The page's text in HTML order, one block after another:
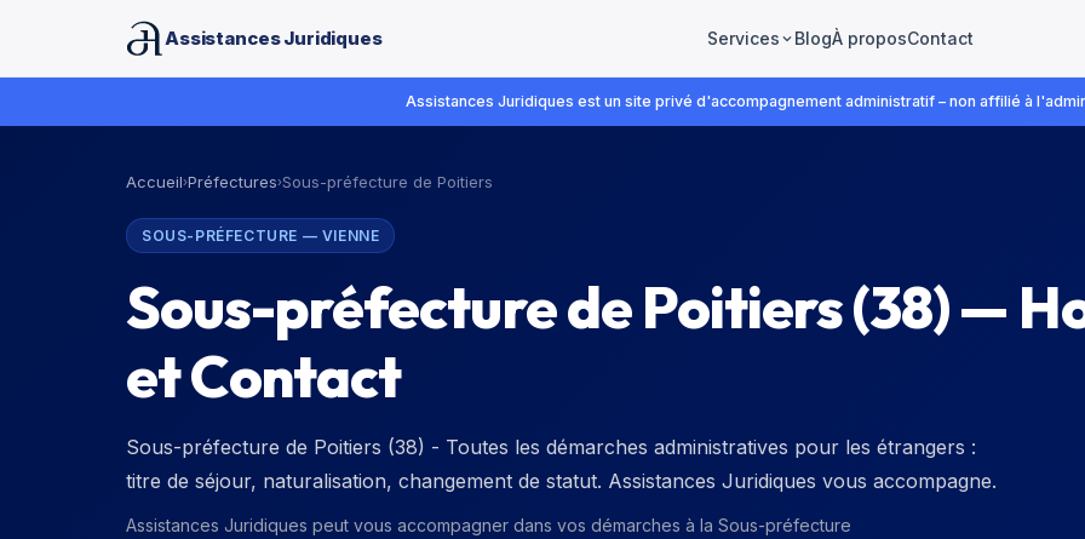
Assistances Juridiques Services BlogÀ proposContact
Assistances Juridiques est un site privé d'accompagnement administratif – non affilié à
Accueil›Préfectures›Sous-préfecture de Poitiers
SOUS-PRÉFECTURE — VIENNE
Sous-préfecture de Poitiers(38) —
et Contact
Sous-préfecture de Poitiers (38) - Toutes les démarches administratives pour les étrangers :
titre de séjour, naturalisation, changement de statut. Assistances Juridiques vous accompagne.
Assistances Juridiques peut vous accompagner dans vos démarches à la Sous-préfecture